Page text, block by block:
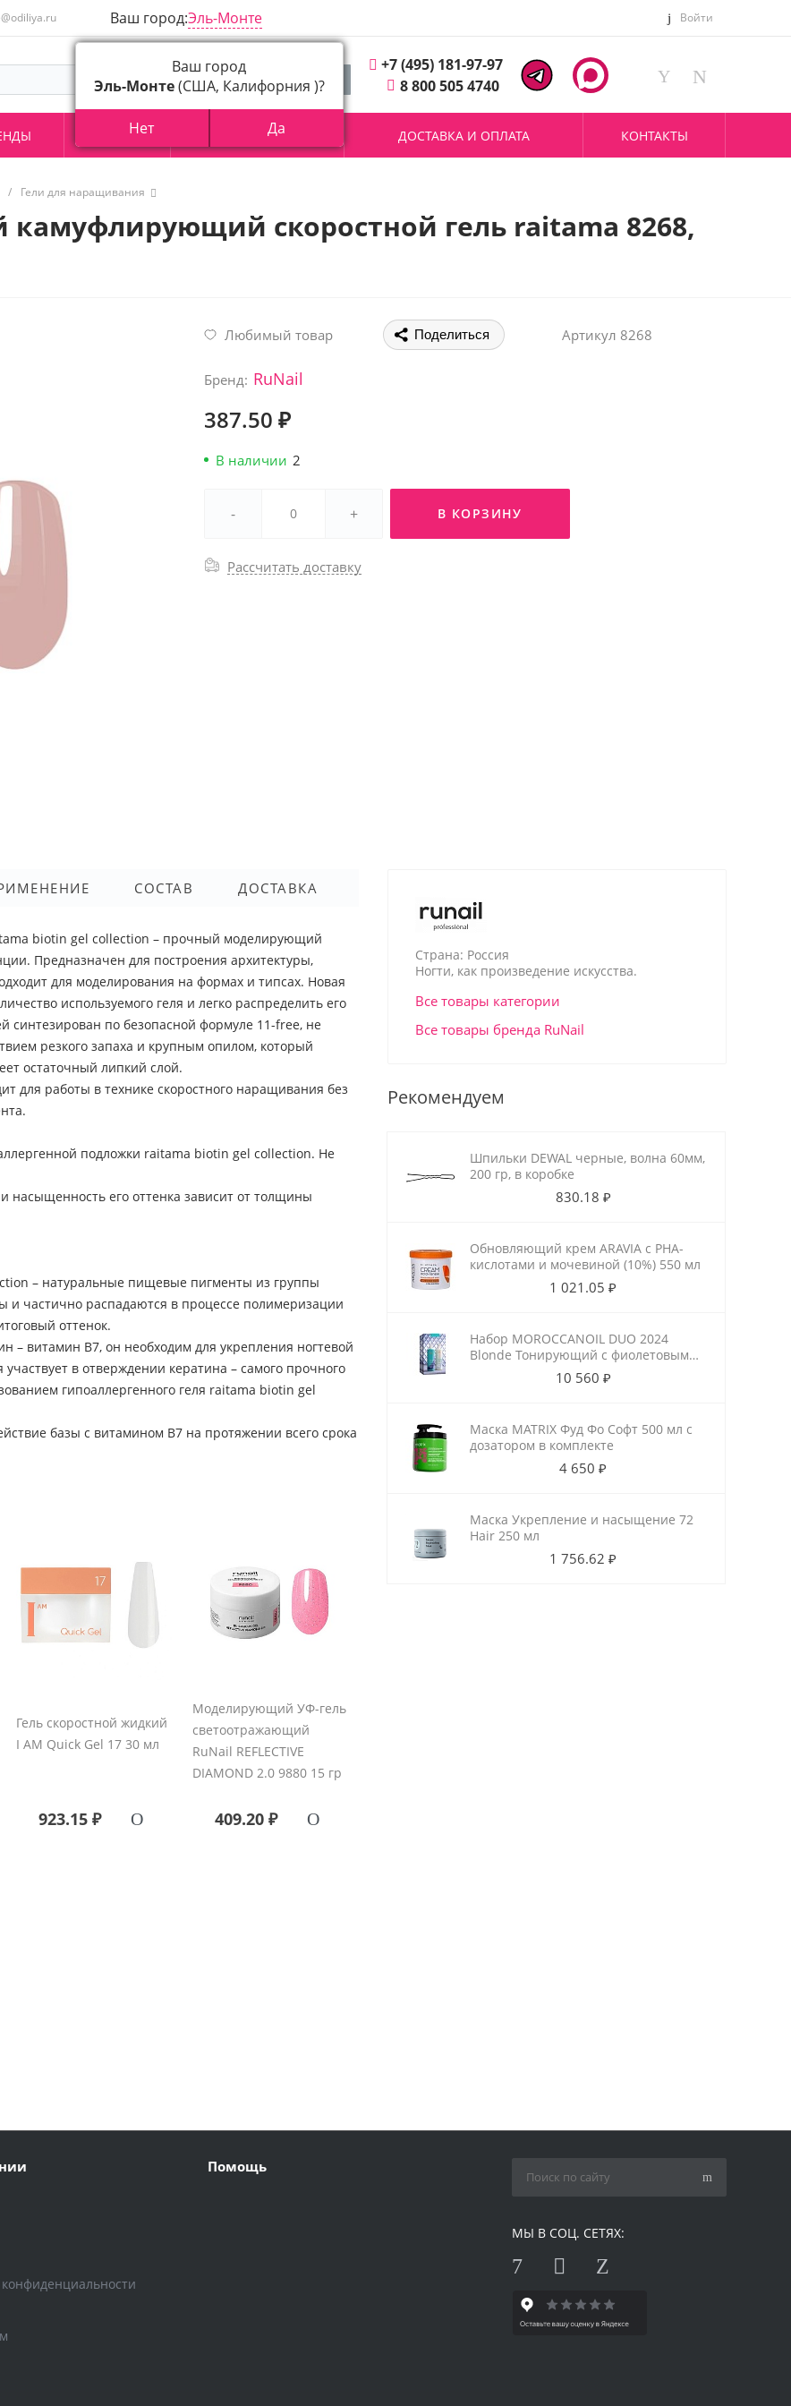
Ваш город:Эль-Монте Войти
+7 (495) 181-97-97
8 800 505 4740
АКЦИИ О КОМПАНИИ ДОСТАВКА И ОПЛАТА КОНТАКТЫ
/ Гели для наращивания
камуфлирующий скоростной гель raitama 8268,
Любимый товар Поделиться Артикул 8268
Бренд: RuNail
387.50 ₽
В наличии 2
- + В КОРЗИНУ
Рассчитать доставку
СОСТАВ ДОСТАВКА
biotin gel collection – прочный моделирующий
Предназначен для построения архитектуры,
для моделирования на формах и типсах. Новая
используемого геля и легко распределить его
синтезирован по безопасной формуле 11-free, не
резкого запаха и крупным опилом, который
остаточный липкий слой.
для работы в технике скоростного наращивания без
подложки raitama biotin gel collection. Не
насыщенность его оттенка зависит от толщины
– натуральные пищевые пигменты из группы
и частично распадаются в процессе полимеризации
оттенок.
– витамин В7, он необходим для укрепления ногтевой
в отверждении кератина – самого прочного
гипоаллергенного геля raitama biotin gel
базы с витамином В7 на протяжении всего срока
Гель скоростной жидкий
I AM Quick Gel 17 30 мл
923.15 ₽
Моделирующий УФ-гель
светоотражающий
RuNail REFLECTIVE
DIAMOND 2.0 9880 15 гр
409.20 ₽
Страна: Россия
Ногти, как произведение искусства.
Все товары категории
Все товары бренда RuNail
Рекомендуем
Шпильки DEWAL черные, волна 60мм,
200 гр, в коробке
830.18 ₽
Обновляющий крем ARAVIA с РНА-
кислотами и мочевиной (10%) 550 мл
1 021.05 ₽
Набор MOROCCANOIL DUO 2024
Blonde Тонирующий с фиолетовым
10 560 ₽
Маска MATRIX Фуд Фо Софт 500 мл с
дозатором в комплекте
4 650 ₽
Маска Укрепление и насыщение 72
Hair 250 мл
1 756.62 ₽
Помощь
МЫ В СОЦ. СЕТЯХ:
Ваш город
Эль-Монте(США, Калифорния )?
Нет Да